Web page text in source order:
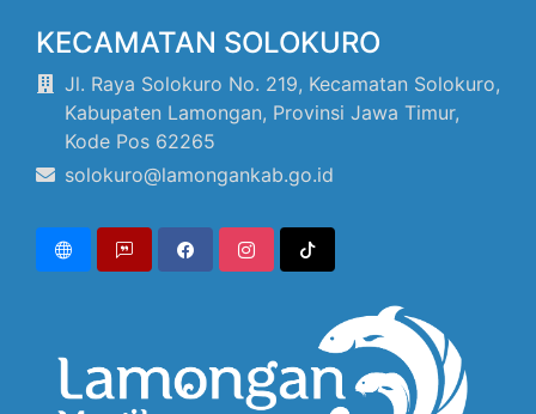
KECAMATAN SOLOKURO
Jl. Raya Solokuro No. 219, Kecamatan Solokuro,
Kabupaten Lamongan, Provinsi Jawa Timur,
Kode Pos 62265
solokuro@lamongankab.go.id